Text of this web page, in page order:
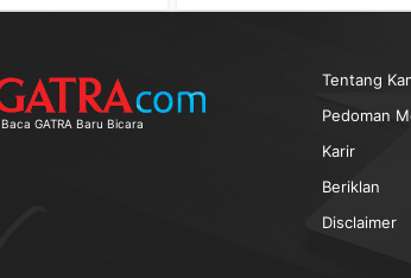
Baca GATRA Baru Bicara
Tentang
Pedoman
Karir
Beriklan
Disclaimer